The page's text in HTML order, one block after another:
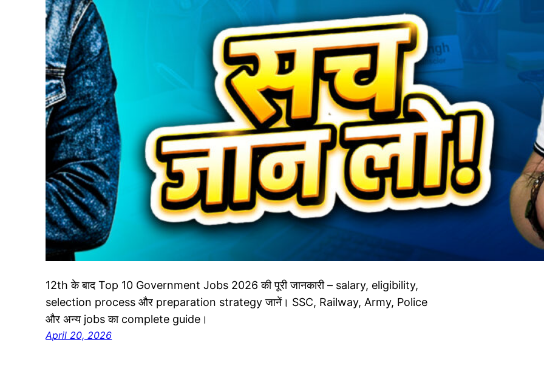
12th के बाद Top 10 Government Jobs 2026 की पूरी जानकारी – salary, eligibility,
selection process और preparation strategy जानें। SSC, Railway, Army, Police
और अन्य jobs का complete guide।
April 20, 2026